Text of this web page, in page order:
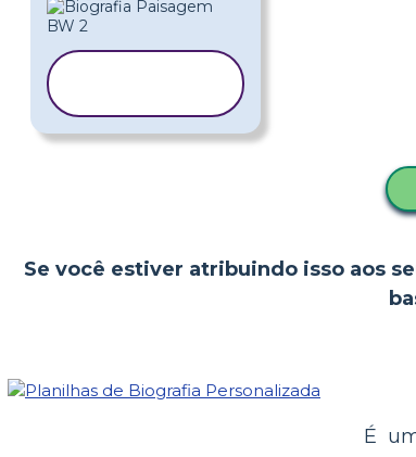
Se você estiver atribuindo isso aos
É